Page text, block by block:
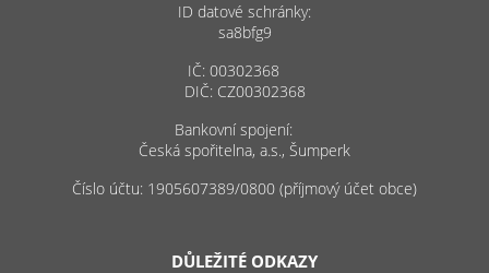
ID datové schránky:
sa8bfg9
IČ: 00302368
DIČ: CZ00302368
Bankovní spojení:
Česká spořitelna, a.s., Šumperk
Číslo účtu: 1905607389/0800 (příjmový účet obce)
DŮLEŽITÉ ODKAZY